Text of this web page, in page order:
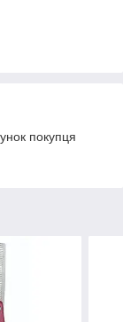
покупця